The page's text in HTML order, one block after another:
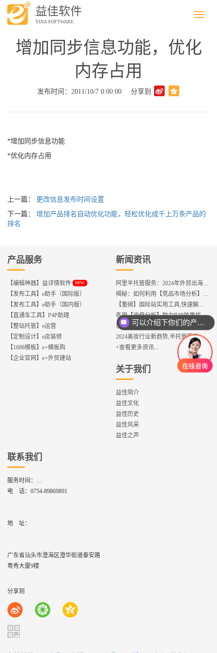
Menu
益佳软件
YIJIA SOFTWARE
增加同步信息功能，优化
内存占用
发布时间：2011/10/7 0:00:00 分享到
*增加同步信息功能
*优化内存占用
上一篇：
更改信息发布时间设置
下一篇： 增加产品排名自动优化功能，轻松优化成千上万条产品的
排名
产品服务
【编辑神器】益详情软件 new
【发布工具】e助手（国际版）
【发布工具】e助手（国内版）
【直通车工具】P4P助理
【整站托管】e运营
【定制设计】e店装修
【1688模板】e+模板购
【企业官网】e+外贸建站
新闻资讯
阿里半托管服务：2024年外贸出海热潮的主旋律
揭秘：如何利用【竞品市场分析】优化店铺流量？
【重磅】国际站实用工具,快速解决运营中的5大琐事，一键提升运营效率!
各国【询盘分析】助力P4P效果优化,提升ROI!
想知道哪个国家更喜欢你的产品? 来这找到答案!
2024美妆行业新趋势,半托管服务抢占流量红利
+查看更多资讯...
关于我们
益佳简介
益佳文化
益佳历史
益佳风采
益佳之声
联系我们
服务时间：
周一到周六,8：30 - 17：30
电 话： 0754-89869891
地    址：
广东省汕头市澄海区澄华街道泰安路
粤秀大厦9楼
分享到
可以介绍下你们的产品么？